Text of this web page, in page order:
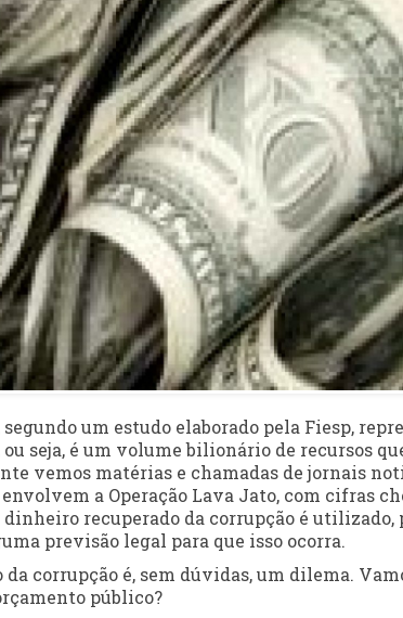
um estudo elaborado pela Fiesp,
ou seja, é um volume bilionário de recursos
vemos matérias e chamadas de jornais
a Operação Lava Jato, com cifras
recuperado da corrupção é
previsão legal para que isso ocorra.
corrupção é, sem dúvidas, um dilema.
público?